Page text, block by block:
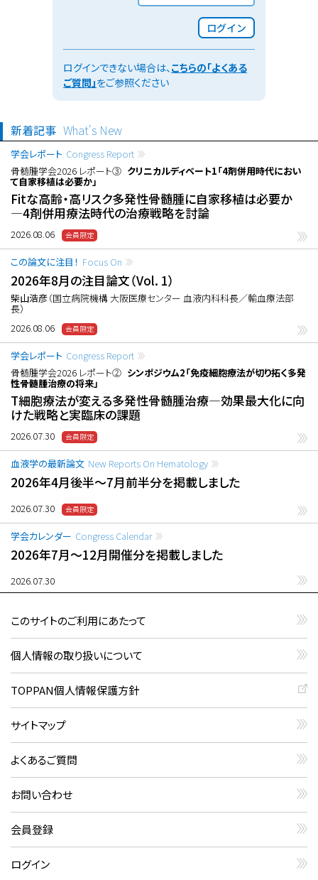
ログイン
ログインできない場合は、こちらの「よくある
ご質問」をご参照ください
新着記事 What's New
学会レポート Congress Report
骨髄腫学会2026 レポート③ クリニカルディベート1「4剤併用時代におい
て自家移植は必要か」
Fitな高齢・高リスク多発性骨髄腫に自家移植は必要か
―4剤併用療法時代の治療戦略を討論
2026.08.06
この論文に注目！ Focus On
2026年8月の注目論文（Vol. 1）
柴山浩彦（国立病院機構 大阪医療センター 血液内科科長／輸血療法部
長）
2026.08.06
学会レポート Congress Report
骨髄腫学会2026 レポート② シンポジウム2「免疫細胞療法が切り拓く多発
性骨髄腫治療の将来」
T細胞療法が変える多発性骨髄腫治療―効果最大化に向
けた戦略と実臨床の課題
2026.07.30
血液学の最新論文 New Reports On Hematology
2026年4月後半〜7月前半分を掲載しました
2026.07.30
学会カレンダー Congress Calendar
2026年7月〜12月開催分を掲載しました
2026.07.30
このサイトのご利用にあたって
個人情報の取り扱いについて
TOPPAN個人情報保護方針
サイトマップ
よくあるご質問
お問い合わせ
会員登録
ログイン